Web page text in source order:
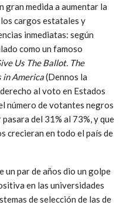
medida a aumentar la
cargos estatales y
inmediatas: según
como un famoso
Us The Ballot. The
in America(Dennos la
al voto en Estados
número de votantes negros
del 31% al 73%, y que
crecieran en todo el país de
un par de años dio un golpe
en las universidades
de selección de las de